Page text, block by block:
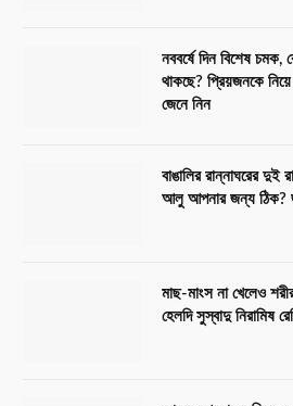
নববর্ষে দিন বিশেষ
থাকছে? প্রিয়জনকে নিয়ে
জেনে নিন
বাঙালির রান্নাঘরের
আলু আপনার জন্য ঠিক?
মাছ-মাংস না খেলেও
হেলদি সুস্বাদু নিরামিষ